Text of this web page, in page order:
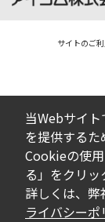
サイトのご
当Webサイ
を提供するた
Cookieの使
る」をクリッ
詳しくは、弊
ライバシーポ